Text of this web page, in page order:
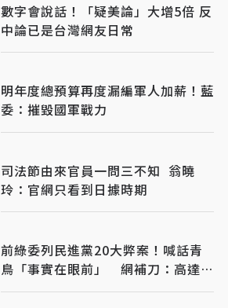
數字會說話！「疑美論」大增5倍 反
中論已是台灣網友日常
明年度總預算再度漏編軍人加薪！藍
委：摧毀國軍戰力
司法節由來官員一問三不知 翁曉
玲：官網只看到日據時期
前綠委列民進黨20大弊案！喊話青
鳥「事實在眼前」 網補刀：高達
50個國家隊